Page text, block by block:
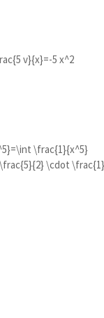
v}{x}=-5 x^2
\frac{1}{x^5}
\cdot